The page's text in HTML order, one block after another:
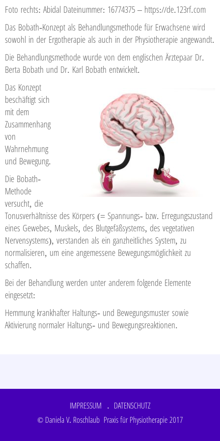
Foto rechts: Abidal Dateinummer: 16774375 – https://de.123rf.com
Das Bobath-Konzept als Behandlungsmethode für Erwachsene wird
sowohl in der Ergotherapie als auch in der Physiotherapie angewandt.
Die Behandlungsmethode wurde von dem englischen Ärztepaar Dr.
Berta Bobath und Dr. Karl Bobath entwickelt.
Das Konzept
beschäftigt sich
mit dem
Zusammenhang
von
Wahrnehmung
und Bewegung.
Die Bobath-
Methode
versucht, die
Tonusverhältnisse des Körpers (= Spannungs- bzw. Erregungszustand
eines Gewebes, Muskels, des Blutgefäßsystems, des vegetativen
Nervensystems), verstanden als ein ganzheitliches System, zu
normalisieren, um eine angemessene Bewegungsmöglichkeit zu
schaffen.
Bei der Behandlung werden unter anderem folgende Elemente
eingesetzt:
Hemmung krankhafter Haltungs- und Bewegungsmuster sowie
Aktivierung normaler Haltungs- und Bewegungsreaktionen.
IMPRESSUM
DATENSCHUTZ
© Daniela V. Roschlaub Praxis für Physiotherapie 2017